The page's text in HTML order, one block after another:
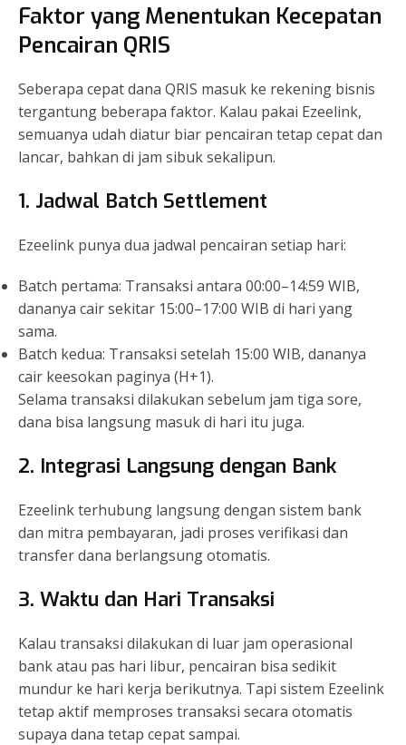
Faktor yang Menentukan Kecepatan
Pencairan QRIS
Seberapa cepat dana QRIS masuk ke rekening bisnis
tergantung beberapa faktor. Kalau pakai Ezeelink,
semuanya udah diatur biar pencairan tetap cepat dan
lancar, bahkan di jam sibuk sekalipun.
1. Jadwal Batch Settlement
Ezeelink punya dua jadwal pencairan setiap hari:
Batch pertama: Transaksi antara 00:00–14:59 WIB,
dananya cair sekitar 15:00–17:00 WIB di hari yang
sama.
Batch kedua: Transaksi setelah 15:00 WIB, dananya
cair keesokan paginya (H+1).
Selama transaksi dilakukan sebelum jam tiga sore,
dana bisa langsung masuk di hari itu juga.
2. Integrasi Langsung dengan Bank
Ezeelink terhubung langsung dengan sistem bank
dan mitra pembayaran, jadi proses verifikasi dan
transfer dana berlangsung otomatis.
3. Waktu dan Hari Transaksi
Kalau transaksi dilakukan di luar jam operasional
bank atau pas hari libur, pencairan bisa sedikit
mundur ke hari kerja berikutnya. Tapi sistem Ezeelink
tetap aktif memproses transaksi secara otomatis
supaya dana tetap cepat sampai.